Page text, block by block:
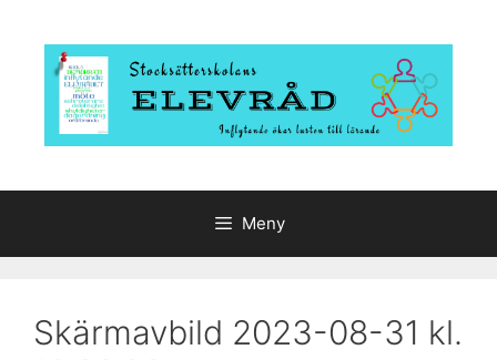
innehåll
Meny
Skärmavbild 2023-08-31 kl.